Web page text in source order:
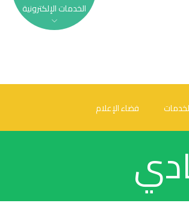
الخدمات الإلكترونية
فضاء الإعلام